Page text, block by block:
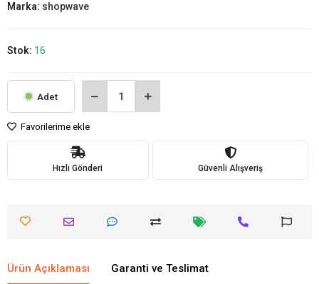
Marka: shopwave
Stok: 16
Adet
Favorilerime ekle
Hızlı Gönderi Güvenli Alışveriş
Ürün Açıklaması Garanti ve Teslimat